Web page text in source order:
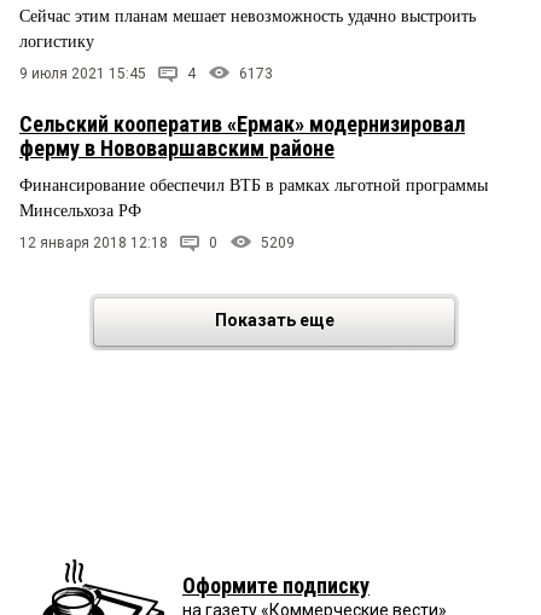
Сейчас этим планам мешает невозможность удачно выстроить
логистику
9 июля 2021 15:45 4 6173
Сельский кооператив «Ермак» модернизировал
ферму в Нововаршавским районе
Финансирование обеспечил ВТБ в рамках льготной программы
Минсельхоза РФ
12 января 2018 12:18 0 5209
Показать еще
Оформите подписку
на газету «Коммерческие вести»